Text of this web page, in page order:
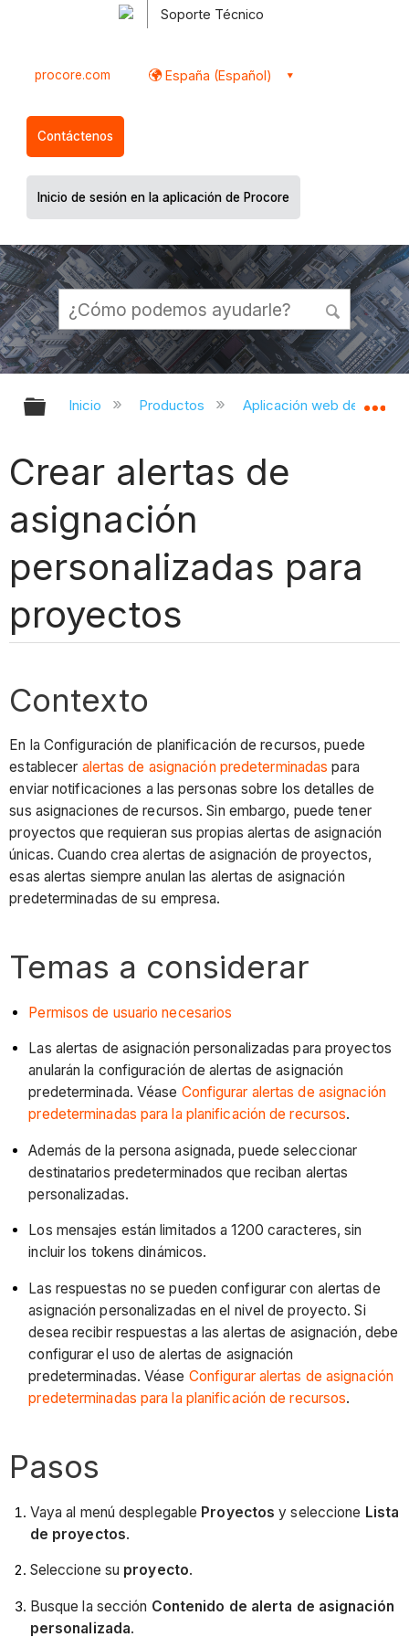
Soporte Técnico
procore.com España (Español)
Contáctenos
Inicio de sesión en la aplicación de Procore
Expandir/contraer jerarquía global
Inicio Productos Aplicación web de
Crear alertas de
asignación
personalizadas para
proyectos
Contexto
En la Configuración de planificación de recursos, puede
establecer alertas de asignación predeterminadas para
enviar notificaciones a las personas sobre los detalles de
sus asignaciones de recursos. Sin embargo, puede tener
proyectos que requieran sus propias alertas de asignación
únicas. Cuando crea alertas de asignación de proyectos,
esas alertas siempre anulan las alertas de asignación
predeterminadas de su empresa.
Temas a considerar
Permisos de usuario necesarios
Las alertas de asignación personalizadas para proyectos
anularán la configuración de alertas de asignación
predeterminada. Véase Configurar alertas de asignación
predeterminadas para la planificación de recursos.
Además de la persona asignada, puede seleccionar
destinatarios predeterminados que reciban alertas
personalizadas.
Los mensajes están limitados a 1200 caracteres, sin
incluir los tokens dinámicos.
Las respuestas no se pueden configurar con alertas de
asignación personalizadas en el nivel de proyecto. Si
desea recibir respuestas a las alertas de asignación, debe
configurar el uso de alertas de asignación
predeterminadas. Véase Configurar alertas de asignación
predeterminadas para la planificación de recursos.
Pasos
Vaya al menú desplegable Proyectos y seleccione Lista
de proyectos.
Seleccione su proyecto.
Busque la sección Contenido de alerta de asignación
personalizada.